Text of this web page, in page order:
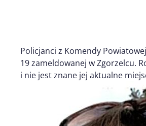
Policjanci z Komendy
19 zameldowanej w Zgorzelcu.
i nie jest znane jej aktualne